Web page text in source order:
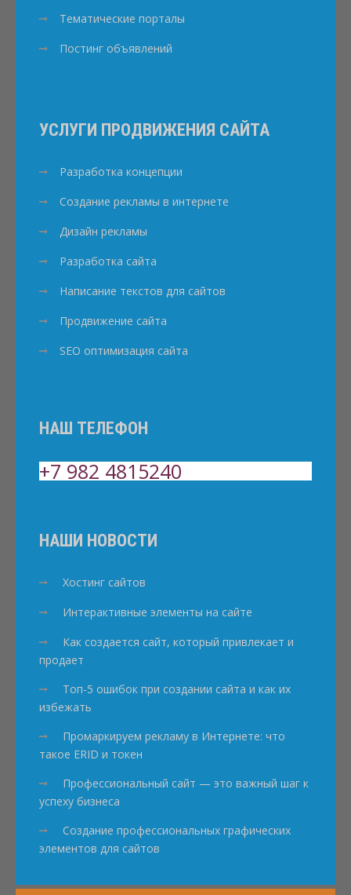
Тематические порталы
Постинг объявлений
УСЛУГИ ПРОДВИЖЕНИЯ САЙТА
Разработка концепции
Создание рекламы в интернете
Дизайн рекламы
Разработка сайта
Написание текстов для сайтов
Продвижение сайта
SEO оптимизация сайта
НАШ ТЕЛЕФОН
+7 982 4815240
НАШИ НОВОСТИ
Хостинг сайтов
Интерактивные элементы на сайте
Как создается сайт, который привлекает и
продает
Топ-5 ошибок при создании сайта и как их
избежать
Промаркируем рекламу в Интернете: что
такое ERID и токен
Профессиональный сайт — это важный шаг к
успеху бизнеса
Создание профессиональных графических
элементов для сайтов